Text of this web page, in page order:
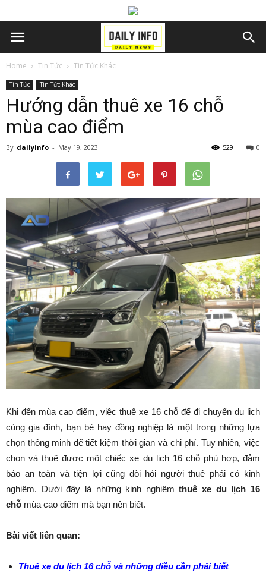
Home Tin Tức Tin Tức Khác
Tin Tức Tin Tức Khác
Hướng dẫn thuê xe 16 chỗ
mùa cao điểm
By dailyinfo - May 19, 2023 0
529
Khi đến mùa cao điểm, việc thuê xe 16 chỗ để đi chuyến du lịch
cùng gia đình, bạn bè hay đồng nghiệp là một trong những lựa
chọn thông minh để tiết kiệm thời gian và chi phí. Tuy nhiên, việc
chọn và thuê được một chiếc xe du lịch 16 chỗ phù hợp, đảm
bảo an toàn và tiện lợi cũng đòi hỏi người thuê phải có kinh
nghiệm. Dưới đây là những kinh nghiệmthuê xe du lịch 16
chỗ mùa cao điểm mà bạn nên biết.
Bài viết liên quan:
Thuê xe du lịch 16 chỗ và những điều cần phải biết